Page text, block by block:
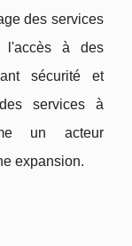
des services
l'accès à des
sécurité et
services à
un acteur
expansion.